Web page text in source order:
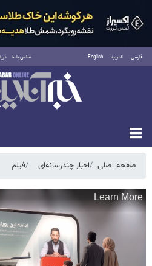
فارسی العربية English تماس با ما
شنبه ۱۷ مرداد ۱۴۰۵
صفحه اصلی اخبار چندرسانه‌ای فیلم